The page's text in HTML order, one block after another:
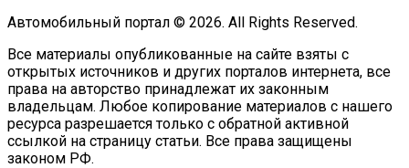
Автомобильный портал © 2026. All Rights Reserved.
Все материалы опубликованные на сайте взяты с
открытых источников и других порталов интернета, все
права на авторство принадлежат их законным
владельцам. Любое копирование материалов с нашего
ресурса разрешается только с обратной активной
ссылкой на страницу статьи. Все права защищены
законом РФ.